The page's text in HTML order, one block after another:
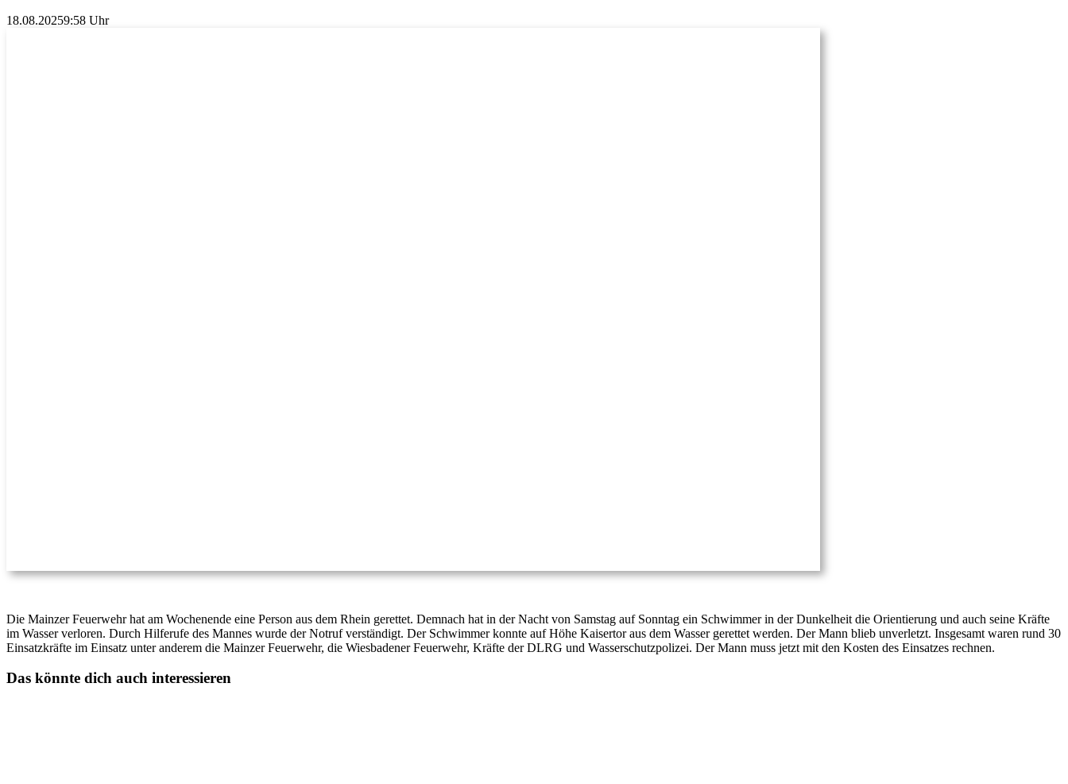
18.08.20259:58 Uhr
Die Mainzer Feuerwehr hat am Wochenende eine Person aus dem Rhein gerettet. Demnach hat in der Nacht von Samstag auf Sonntag ein Schwimmer in der Dunkelheit die Orientierung und auch seine Kräfte
im Wasser verloren. Durch Hilferufe des Mannes wurde der Notruf verständigt. Der Schwimmer konnte auf Höhe Kaisertor aus dem Wasser gerettet werden. Der Mann blieb unverletzt. Insgesamt waren rund 30
Einsatzkräfte im Einsatz unter anderem die Mainzer Feuerwehr, die Wiesbadener Feuerwehr, Kräfte der DLRG und Wasserschutzpolizei. Der Mann muss jetzt mit den Kosten des Einsatzes rechnen.
Das könnte dich auch interessieren